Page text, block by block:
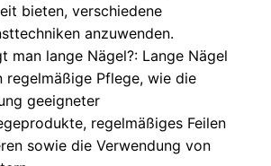
bieten, verschiedene
anzuwenden.
man lange Nägel?: Lange Nägel
regelmäßige Pflege, wie die
geeigneter
regelmäßiges Feilen
sowie die Verwendung von